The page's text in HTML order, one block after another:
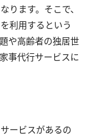
ります。そこで、
利用するという
や高齢者の独居世
事代行サービスに
ービスがあるの